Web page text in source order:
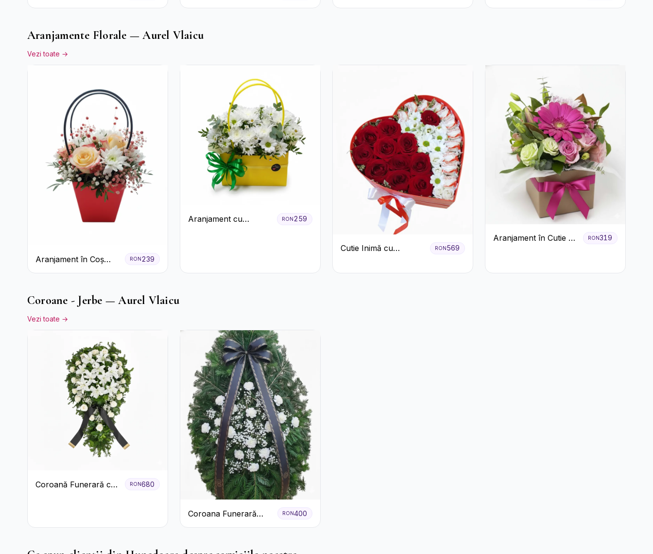
Prosecco Mionetto
Prosecco și Flori
Aranjamente Florale — Aurel Vlaicu
Vezi toate →
Aranjament în Coș
Roșu cu Trandafiri și
RON239
Aranjament cu
RON259
Cutie Inimă cu
Crizanteme Albe și
RON569
Aranjament în Cutie cu
RON319
Coroane - Jerbe — Aurel Vlaicu
Vezi toate →
Coroană Funerară cu
RON680
Coroana Funerară
Albă cu Garoafe
RON400